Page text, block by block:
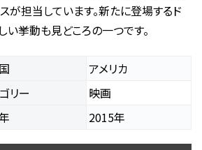
が担当しています。新たに登場するド
い挙動も見どころの一つです。
アメリカ
リー
映画
2015年